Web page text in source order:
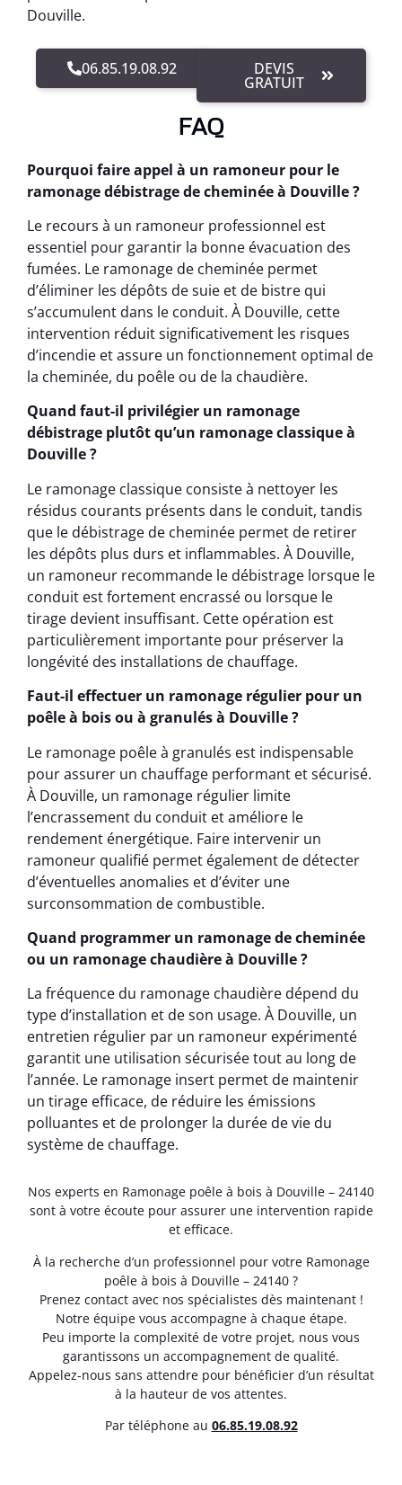
Douville.
06.85.19.08.92 DEVIS
GRATUIT
FAQ
Pourquoi faire appel à un ramoneur pour le
ramonage débistrage de cheminée à Douville ?
Le recours à un ramoneur professionnel est
essentiel pour garantir la bonne évacuation des
fumées. Le ramonage de cheminée permet
d’éliminer les dépôts de suie et de bistre qui
s’accumulent dans le conduit. À Douville, cette
intervention réduit significativement les risques
d’incendie et assure un fonctionnement optimal de
la cheminée, du poêle ou de la chaudière.
Quand faut-il privilégier un ramonage
débistrage plutôt qu’un ramonage classique à
Douville ?
Le ramonage classique consiste à nettoyer les
résidus courants présents dans le conduit, tandis
que le débistrage de cheminée permet de retirer
les dépôts plus durs et inflammables. À Douville,
un ramoneur recommande le débistrage lorsque le
conduit est fortement encrassé ou lorsque le
tirage devient insuffisant. Cette opération est
particulièrement importante pour préserver la
longévité des installations de chauffage.
Faut-il effectuer un ramonage régulier pour un
poêle à bois ou à granulés à Douville ?
Le ramonage poêle à granulés est indispensable
pour assurer un chauffage performant et sécurisé.
À Douville, un ramonage régulier limite
l’encrassement du conduit et améliore le
rendement énergétique. Faire intervenir un
ramoneur qualifié permet également de détecter
d’éventuelles anomalies et d’éviter une
surconsommation de combustible.
Quand programmer un ramonage de cheminée
ou un ramonage chaudière à Douville ?
La fréquence du ramonage chaudière dépend du
type d’installation et de son usage. À Douville, un
entretien régulier par un ramoneur expérimenté
garantit une utilisation sécurisée tout au long de
l’année. Le ramonage insert permet de maintenir
un tirage efficace, de réduire les émissions
polluantes et de prolonger la durée de vie du
système de chauffage.
Nos experts en Ramonage poêle à bois à Douville – 24140
sont à votre écoute pour assurer une intervention rapide
et efficace.
À la recherche d’un professionnel pour votre Ramonage
poêle à bois à Douville – 24140 ?
Prenez contact avec nos spécialistes dès maintenant !
Notre équipe vous accompagne à chaque étape.
Peu importe la complexité de votre projet, nous vous
garantissons un accompagnement de qualité.
Appelez-nous sans attendre pour bénéficier d’un résultat
à la hauteur de vos attentes.
Par téléphone au 06.85.19.08.92